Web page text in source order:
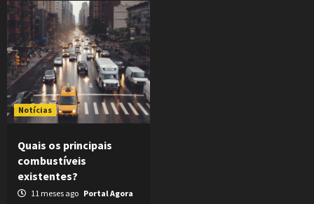
Notícias
Quais os principais
combustíveis
existentes?
11 meses ago Portal Agora